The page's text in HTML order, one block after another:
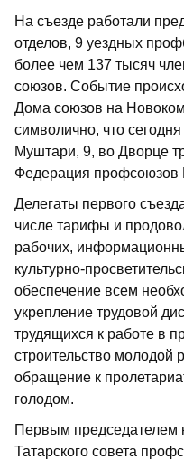
На съезде работали
отделов, 9 уездных
более чем 137 тысяч
союзов. Событие
Дома союзов на
символично, что
Муштари, 9, во Дворце
Федерация профсоюзов
Делегаты первого
числе тарифы и
рабочих,
культурно-
обеспечение всем
укрепление трудовой
трудящихся к работе в
строительство молодой
обращение к
голодом.
Первым председателем
Татарского совета